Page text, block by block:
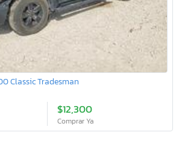
Classic Tradesman
$12,300
Comprar Ya